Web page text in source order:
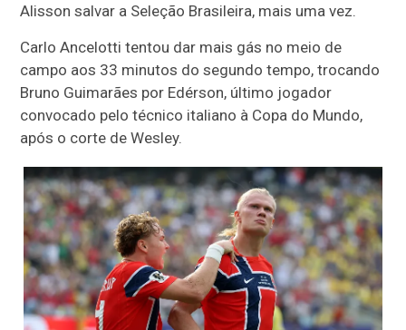
Alisson salvar a Seleção Brasileira, mais uma vez.
Carlo Ancelotti tentou dar mais gás no meio de
campo aos 33 minutos do segundo tempo, trocando
Bruno Guimarães por Edérson, último jogador
convocado pelo técnico italiano à Copa do Mundo,
após o corte de Wesley.